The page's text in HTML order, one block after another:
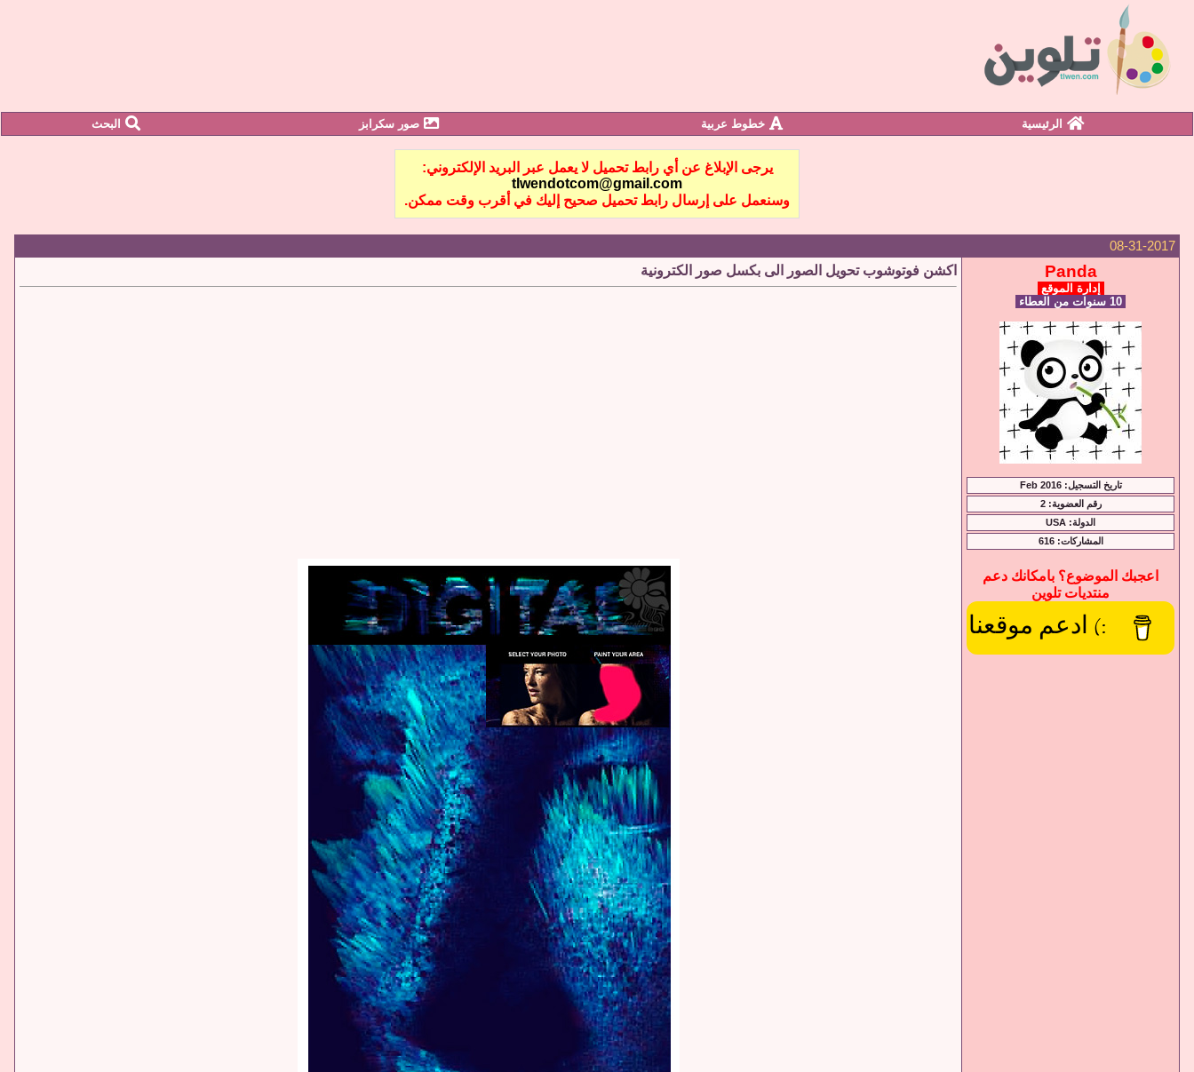
الرئيسية خطوط عربية صور سكرابز البحث
يرجى الإبلاغ عن أي رابط تحميل لا يعمل عبر البريد الإلكتروني:
tlwendotcom@gmail.com
وسنعمل على إرسال رابط تحميل صحيح إليك في أقرب وقت ممكن.
08-31-2017
Panda
إدارة الموقع
تاريخ التسجيل: Feb 2016
رقم العضوية: 2
الدولة: USA
المشاركات: 616
اعجبك الموضوع؟ بامكانك دعم
منتديات تلوين
:) ادعم موقعنا
اكشن فوتوشوب تحويل الصور الى بكسل صور الكترونية